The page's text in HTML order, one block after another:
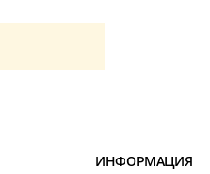
ИНФОРМАЦИЯ